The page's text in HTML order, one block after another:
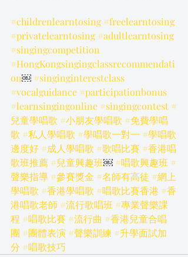
#childrenlearntosing #freelearntosing
#privatelearntosing #adultlearntosing
#singingcompetition
#HongKongsingingclassrecommendati
on￼ #singinginterestclass
#vocalguidance #participationbonus
#learnsingingonline #singingcontest #
兒童學唱歌 #小朋友學唱歌 #免費學唱
歌 #私人學唱歌 #學唱歌一對一 #學唱歌
邊度好 #成人學唱歌 #歌唱比賽 #香港唱
歌班推薦 #兒童興趣班￼ #唱歌興趣班 #
聲樂指導 #參賽獎金 #名師有高徒 #網上
學唱歌 #香港學唱歌 #唱歌比賽香港 #香
港唱歌老師 #流行歌唱班 #專業聲樂課
程 #唱歌比賽 #流行曲 #香港兒童合唱
團 #團體表演 #聲樂訓練 #升學面試加
分 #唱歌技巧